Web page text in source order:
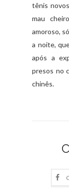
tênis
mau
amoroso,
a noite,
após a
presos no
chinês.